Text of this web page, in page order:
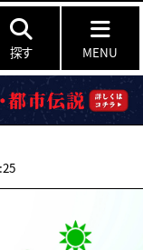
探す MENU